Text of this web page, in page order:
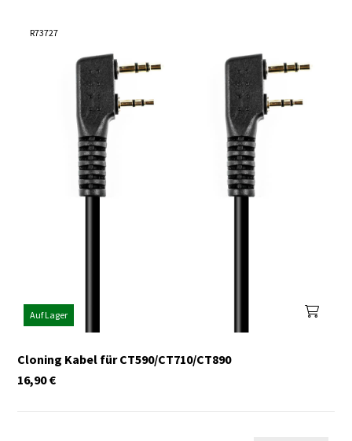
R73727
Auf Lager
Cloning Kabel für CT590/CT710/CT890
€
16,90